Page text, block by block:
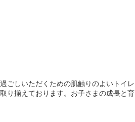
ごしいただくための肌触りのよいトイレ
り揃えております。お子さまの成長と育